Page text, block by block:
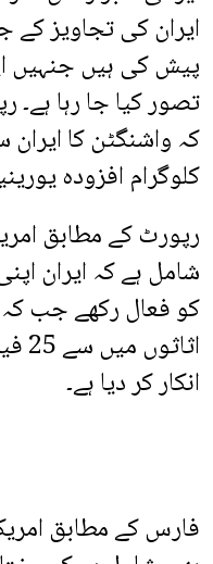
ایران کی تجاویز
پیش کی ہیں جنہیں
تصور کیا جا رہا ہے۔
کلوگرام افزودہ
رپورٹ کے مطابق
شامل ہے کہ ایران
کو فعال رکھے جب کہ
انکار کر دیا ہے۔
فارس کے مطابق